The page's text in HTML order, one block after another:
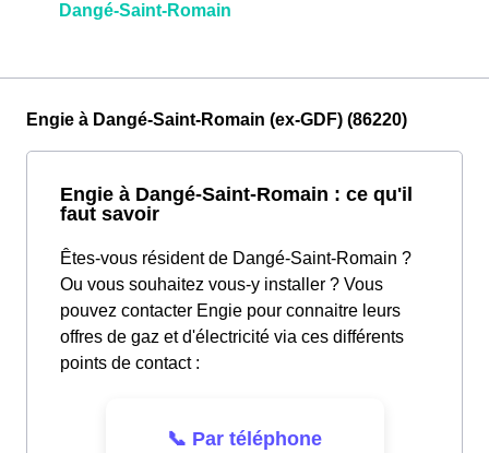
Dangé-Saint-Romain
Engie à Dangé-Saint-Romain (ex-GDF) (86220)
Engie à Dangé-Saint-Romain : ce qu'il
faut savoir
Êtes-vous résident de Dangé-Saint-Romain ?
Ou vous souhaitez vous-y installer ? Vous
pouvez contacter Engie pour connaitre leurs
offres de gaz et d'électricité via ces différents
points de contact :
📞 Par téléphone